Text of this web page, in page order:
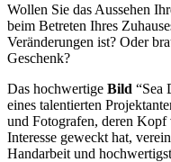
Wollen Sie das Aussehen
beim Betreten Ihres
Veränderungen ist? Oder
Geschenk?
Das hochwertige Bild “Sea
eines talentierten
und Fotografen, deren
Interesse geweckt hat,
Handarbeit und